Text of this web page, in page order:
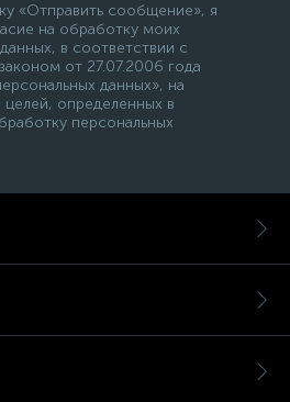
«Отправить сообщение», я
на обработку моих
в соответствии с
от 27.07.2006 года
данных», на
целей, определенных в
персональных